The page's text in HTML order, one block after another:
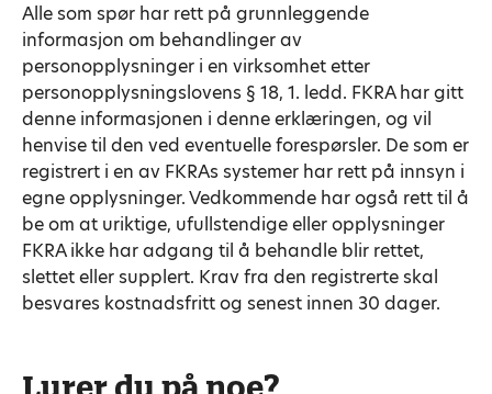
Alle som spør har rett på grunnleggende
informasjon om behandlinger av
personopplysninger i en virksomhet etter
personopplysningslovens § 18, 1. ledd. FKRA har gitt
denne informasjonen i denne erklæringen, og vil
henvise til den ved eventuelle forespørsler. De som er
registrert i en av FKRAs systemer har rett på innsyn i
egne opplysninger. Vedkommende har også rett til å
be om at uriktige, ufullstendige eller opplysninger
FKRA ikke har adgang til å behandle blir rettet,
slettet eller supplert. Krav fra den registrerte skal
besvares kostnadsfritt og senest innen 30 dager.